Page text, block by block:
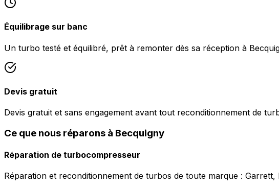
Équilibrage sur banc
Un turbo testé et équilibré, prêt à remonter dès sa réception à
Devis gratuit
Devis gratuit et sans engagement avant tout reconditionnement de
Ce que nous réparons à Becquigny
Réparation de turbocompresseur
Réparation et reconditionnement de turbos de toute marque :